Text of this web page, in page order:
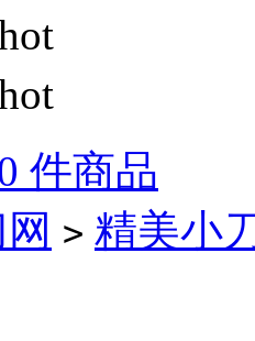
件商品
> 精美小